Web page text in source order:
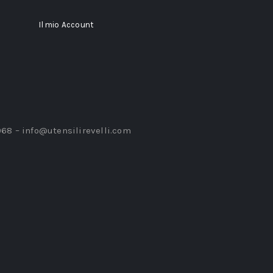
Il mio Account
– info@utensilirevelli.com